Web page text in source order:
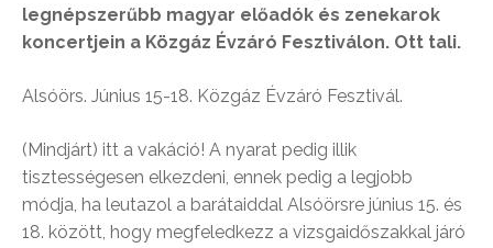
legnépszerűbb magyar előadók és zenekarok
koncertjein a Közgáz Évzáró Fesztiválon. Ott tali.
Alsóörs. Június 15-18. Közgáz Évzáró Fesztivál.
(Mindjárt) itt a vakáció! A nyarat pedig illik
tisztességesen elkezdeni, ennek pedig a legjobb
módja, ha leutazol a barátaiddal Alsóörsre június 15. és
18. között, hogy megfeledkezz a vizsgaidőszakkal járó